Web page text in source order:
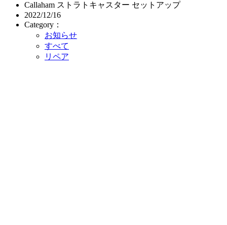
Callaham ストラトキャスター セットアップ
2022/12/16
Category：
お知らせ
すべて
リペア